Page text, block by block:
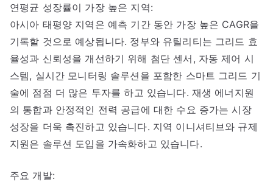
연평균 성장률이 가장 높은 지역:
아시아 태평양 지역은 예측 기간 동안 가장 높은 CAGR을
기록할 것으로 예상됩니다. 정부와 유틸리티는 그리드 효
율성과 신뢰성을 개선하기 위해 첨단 센서, 자동 제어 시
스템, 실시간 모니터링 솔루션을 포함한 스마트 그리드 기
술에 점점 더 많은 투자를 하고 있습니다. 재생 에너지원
의 통합과 안정적인 전력 공급에 대한 수요 증가는 시장
성장을 더욱 촉진하고 있습니다. 지역 이니셔티브와 규제
지원은 솔루션 도입을 가속화하고 있습니다.
주요 개발: